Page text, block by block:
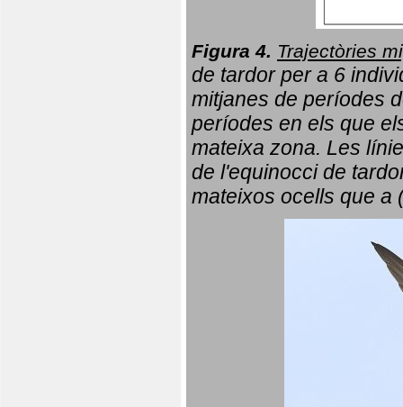
Figura 4. Trajectòries
de tardor per a 6
mitjanes de períodes
períodes en els que
mateixa zona. Les
de l'equinocci de
mateixos ocells que a